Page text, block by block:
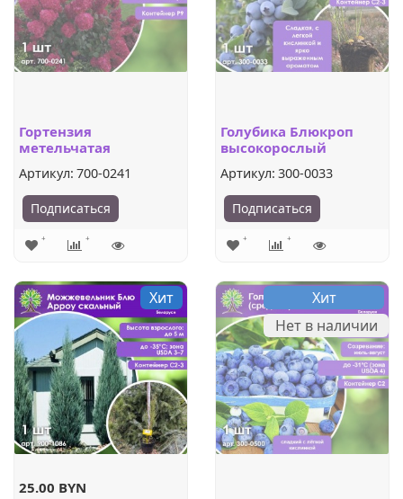
Гортензия
метельчатая
Артикул: 700-0241
Подписаться
Голубика Блюкроп
высокорослый
Артикул: 300-0033
Подписаться
Хит
25.00 BYN
Хит
Нет в наличии